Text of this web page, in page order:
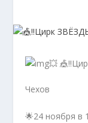
💥
Чехов
🌟24 ноября в